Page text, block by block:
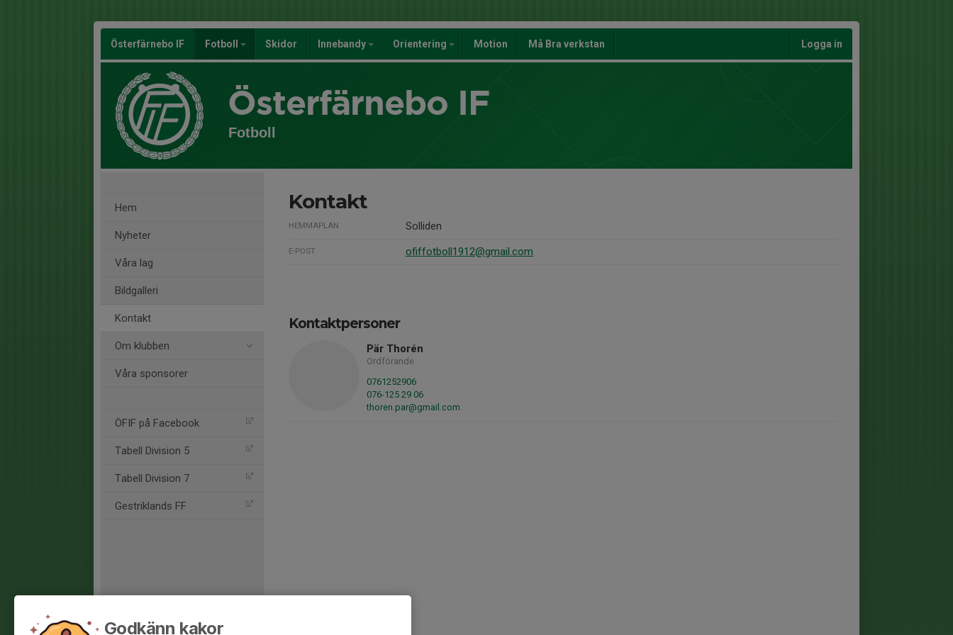
Österfärnebo IF Fotboll Skidor Innebandy Orientering Motion Må Bra verkstan Logga in
Österfärnebo IF
Fotboll
Hem
Nyheter
Våra lag
Bildgalleri
Kontakt
Om klubben
Våra sponsorer
ÖFIF på Facebook
Tabell Division 5
Tabell Division 7
Gestriklands FF
Kontakt
HEMMAPLAN Solliden
E-POST ofiffotboll1912@gmail.com
Kontaktpersoner
Pär Thorén
Ordförande
0761252906
076-125 29 06
thoren.par@gmail.com
Godkänn kakor